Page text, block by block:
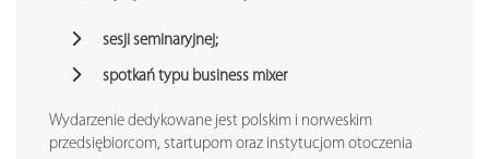
sesji seminaryjnej;
spotkań typu business mixer
Wydarzenie dedykowane jest polskim i norweskim
przedsiębiorcom, startupom oraz instytucjom otoczenia